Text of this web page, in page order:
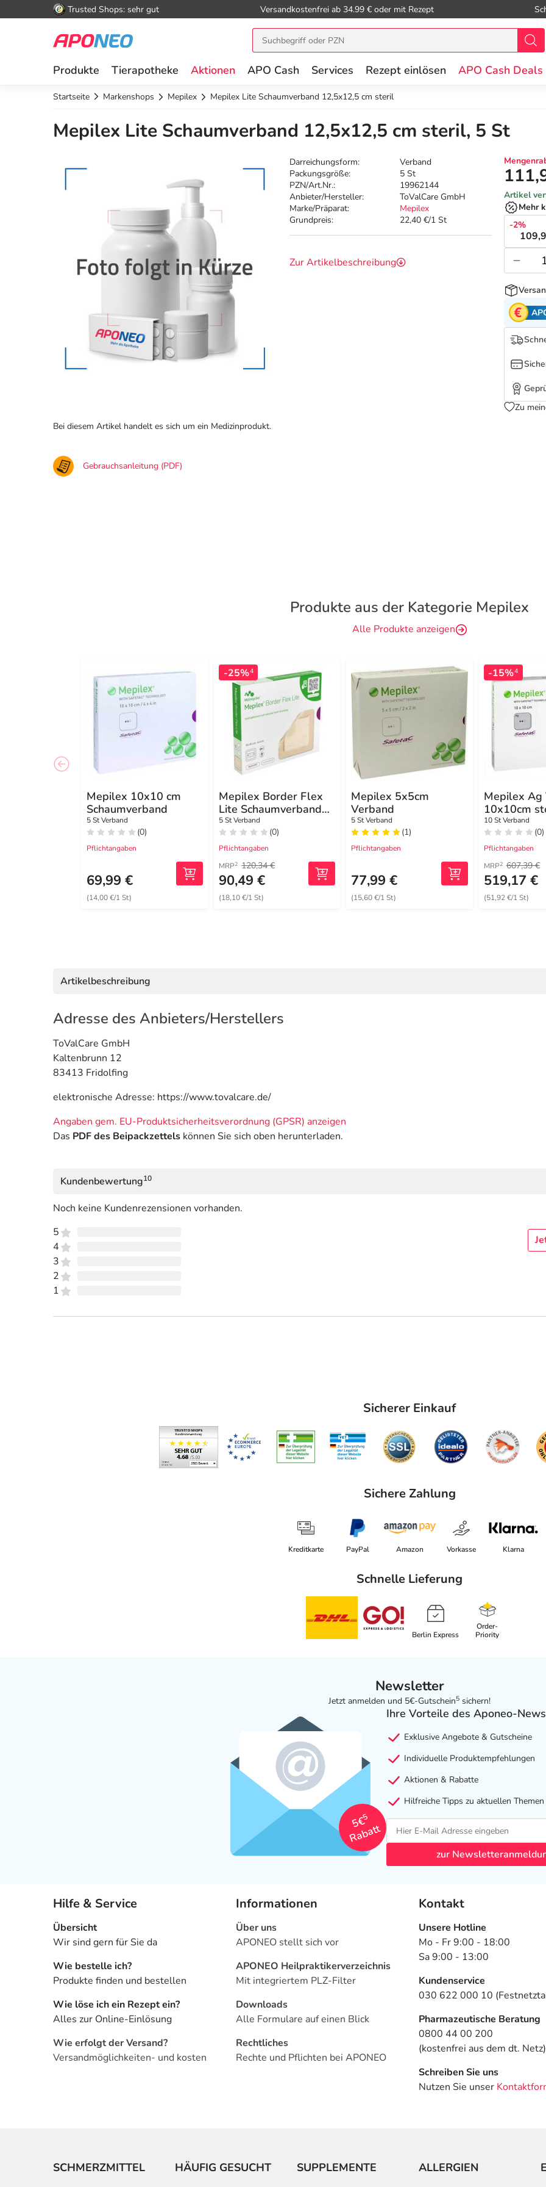
Trusted Shops: sehr gut Versandkostenfrei ab 34.99 € oder mit Rezept
Produkte Tierapotheke Aktionen APO Cash Services Rezept einlösen APO Cash Deals
Startseite Markenshops Mepilex Mepilex Lite Schaumverband 12,5x12,5 cm steril
Mepilex Lite Schaumverband 12,5x12,5 cm steril, 5 St
Darreichungsform:
Verband
Packungsgröße:
5 St
PZN/Art.Nr.:
19962144
Anbieter/Hersteller:
ToValCare GmbH
Marke/Präparat:
Mepilex
Grundpreis:
22,40 €/1 St
Zur Artikelbeschreibung
Artikel
Mehr
-2%
Zu
Bei diesem Artikel handelt es sich um ein Medizinprodukt.
Gebrauchsanleitung (PDF)
Produkte aus der Kategorie Mepilex
Alle Produkte anzeigen
Mepilex 10x10 cm
Schaumverband
5 St Verband
(0)
Pflichtangaben
69,99 €
(14,00 €/1 St)
-25%4
Mepilex Border Flex
Lite Schaumverband
10x10 cm
5 St Verband
(0)
Pflichtangaben
MRP2 120,34 €
90,49 €
(18,10 €/1 St)
Mepilex 5x5cm
Verband
5 St Verband
(1)
Pflichtangaben
77,99 €
(15,60 €/1 St)
-15%4
Mepilex Ag
10x10cm
10 St Verband
(0)
Pflichtangaben
MRP2 607,39 €
519,17 €
(51,92 €/1 St)
Artikelbeschreibung
Adresse des Anbieters/Herstellers
ToValCare GmbH
Kaltenbrunn 12
83413 Fridolfing
elektronische Adresse: https://www.tovalcare.de/
Angaben gem. EU-Produktsicherheitsverordnung (GPSR) anzeigen
Das PDF des Beipackzettels können Sie sich oben herunterladen.
Kundenbewertung10
Noch keine Kundenrezensionen vorhanden.
5
4
3
2
1
Sicherer Einkauf
Sichere Zahlung
Kreditkarte PayPal Amazon Vorkasse Klarna
Schnelle Lieferung
Berlin Express
Order-
Priority
Newsletter
Jetzt anmelden und 5€-Gutschein5 sichern!
5€
5
Rabatt
Ihre Vorteile des Aponeo-
Exklusive Angebote & Gutscheine
Individuelle Produktempfehlungen
Aktionen & Rabatte
Hilfreiche Tipps zu aktuellen Themen
zur
Hilfe & Service
Übersicht
Wir sind gern für Sie da
Wie bestelle ich?
Produkte finden und bestellen
Wie löse ich ein Rezept ein?
Alles zur Online-Einlösung
Wie erfolgt der Versand?
Versandmöglichkeiten- und kosten
Informationen
Über uns
APONEO stellt sich vor
APONEO Heilpraktikerverzeichnis
Mit integriertem PLZ-Filter
Downloads
Alle Formulare auf einen Blick
Rechtliches
Rechte und Pflichten bei APONEO
Kontakt
Unsere Hotline
Mo - Fr 9:00 - 18:00
Sa 9:00 - 13:00
Kundenservice
030 622 000 10
Pharmazeutische Beratung
0800 44 00 200
(kostenfrei aus dem dt. Netz)
Schreiben Sie uns
Nutzen Sie unser
SCHMERZMITTEL HÄUFIG GESUCHT SUPPLEMENTE ALLERGIEN